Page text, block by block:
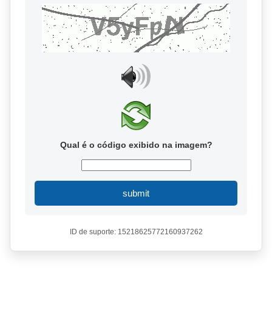
Qual é o código exibido na imagem?
submit
ID de suporte: 15218625772160937262